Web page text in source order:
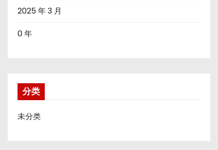
2025 年 3 月
0 年
分类
未分类